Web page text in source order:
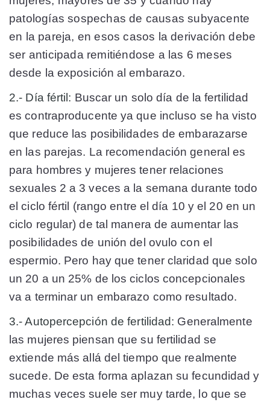
patologías sospechas de causas subyacente
en la pareja, en esos casos la derivación debe
ser anticipada remitiéndose a las 6 meses
desde la exposición al embarazo.
2.- Día fértil: Buscar un solo día de la fertilidad
es contraproducente ya que incluso se ha visto
que reduce las posibilidades de embarazarse
en las parejas. La recomendación general es
para hombres y mujeres tener relaciones
sexuales 2 a 3 veces a la semana durante todo
el ciclo fértil (rango entre el día 10 y el 20 en un
ciclo regular) de tal manera de aumentar las
posibilidades de unión del ovulo con el
espermio. Pero hay que tener claridad que solo
un 20 a un 25% de los ciclos concepcionales
va a terminar un embarazo como resultado.
3.- Autopercepción de fertilidad: Generalmente
las mujeres piensan que su fertilidad se
extiende más allá del tiempo que realmente
sucede. De esta forma aplazan su fecundidad y
muchas veces suele ser muy tarde, lo que se